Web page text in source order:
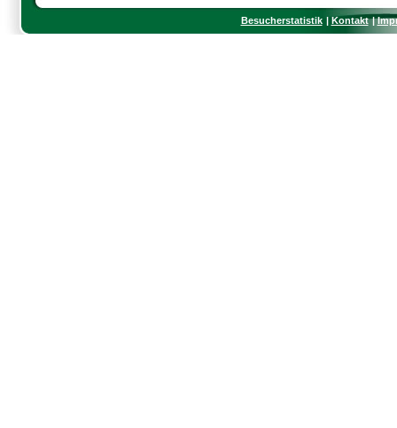
Besucherstatistik Kontakt